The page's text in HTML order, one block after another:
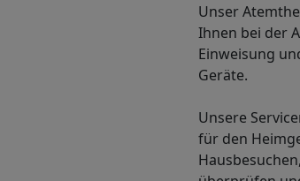
Unser
Ihnen bei der
Einweisung
Geräte.
Unsere
für den